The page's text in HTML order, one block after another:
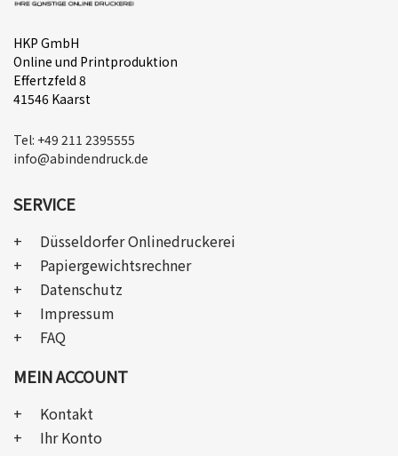
HKP GmbH
Online und Printproduktion
Effertzfeld 8
41546 Kaarst
Tel: +49 211 2395555
info@abindendruck.de
SERVICE
Düsseldorfer Onlinedruckerei
Papiergewichtsrechner
Datenschutz
Impressum
FAQ
MEIN ACCOUNT
Kontakt
Ihr Konto